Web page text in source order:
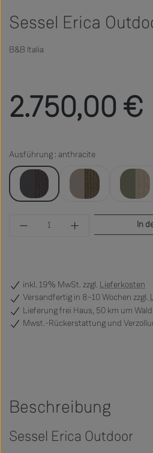
Sessel Erica
B&B Italia
2.750,00 €
Ausführung : anthracite
anthracite dove grey sage
Produkt Anzahl: Gib In
inkl. 19% MwSt. zzgl. Lieferkosten
Versandfertig in 8–10 Wochen zzgl.
Lieferung frei Haus, 50 km um
Mwst.-Rückerstattung und
Beschreibung
Sessel Erica Outdoor